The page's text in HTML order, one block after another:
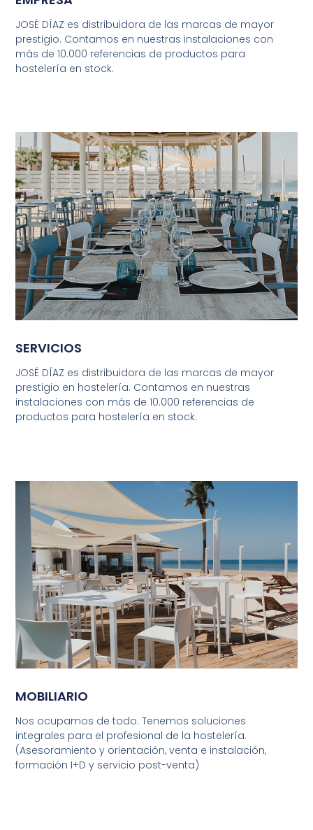
JOSÉ DÍAZ es distribuidora de las marcas de mayor
prestigio. Contamos en nuestras instalaciones con
más de 10.000 referencias de productos para
hostelería en stock.
SERVICIOS
JOSÉ DÍAZ es distribuidora de las marcas de mayor
prestigio en hostelería. Contamos en nuestras
instalaciones con más de 10.000 referencias de
productos para hostelería en stock.
MOBILIARIO
Nos ocupamos de todo. Tenemos soluciones
integrales para el profesional de la hostelería.
(Asesoramiento y orientación, venta e instalación,
formación I+D y servicio post-venta)